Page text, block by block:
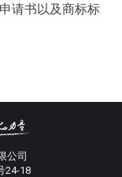
请书以及商标标
公司
24-18